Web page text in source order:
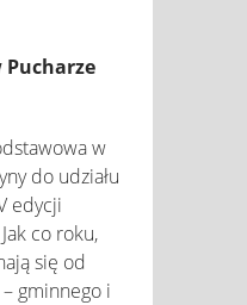
Pucharze
w
do udziału
edycji
co roku,
się od
gminnego i